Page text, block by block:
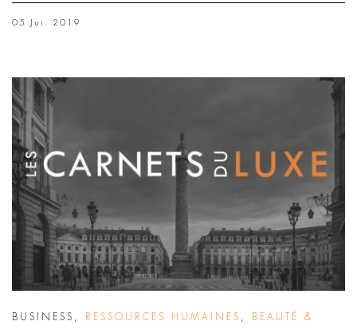
05 Jui. 2019
BUSINESS , RESSOURCES HUMAINES , BEAUTÉ &